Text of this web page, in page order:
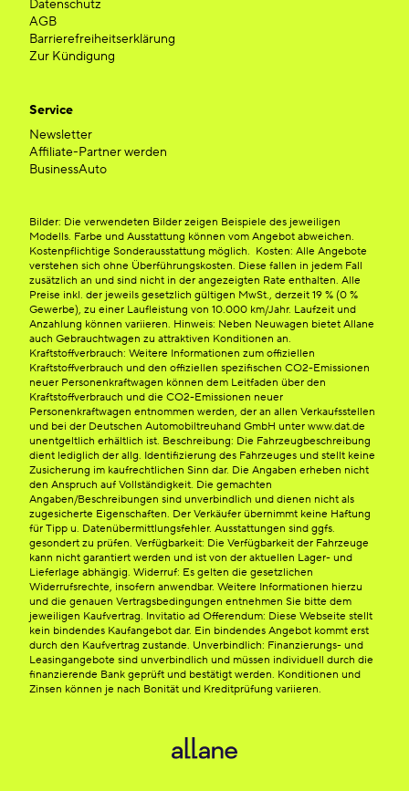
Datenschutz
AGB
Barrierefreiheitserklärung
Zur Kündigung
Service
Newsletter
Affiliate-Partner werden
BusinessAuto
Bilder: Die verwendeten Bilder zeigen Beispiele des jeweiligen
Modells. Farbe und Ausstattung können vom Angebot abweichen.
Kostenpflichtige Sonderausstattung möglich. Kosten: Alle Angebote
verstehen sich ohne Überführungskosten. Diese fallen in jedem Fall
zusätzlich an und sind nicht in der angezeigten Rate enthalten. Alle
Preise inkl. der jeweils gesetzlich gültigen MwSt., derzeit 19 % (0 %
Gewerbe), zu einer Laufleistung von 10.000 km/Jahr. Laufzeit und
Anzahlung können variieren. Hinweis: Neben Neuwagen bietet Allane
auch Gebrauchtwagen zu attraktiven Konditionen an.
Kraftstoffverbrauch: Weitere Informationen zum offiziellen
Kraftstoffverbrauch und den offiziellen spezifischen CO2-Emissionen
neuer Personenkraftwagen können dem Leitfaden über den
Kraftstoffverbrauch und die CO2-Emissionen neuer
Personenkraftwagen entnommen werden, der an allen Verkaufsstellen
und bei der Deutschen Automobiltreuhand GmbH unter www.dat.de
unentgeltlich erhältlich ist. Beschreibung: Die Fahrzeugbeschreibung
dient lediglich der allg. Identifizierung des Fahrzeuges und stellt keine
Zusicherung im kaufrechtlichen Sinn dar. Die Angaben erheben nicht
den Anspruch auf Vollständigkeit. Die gemachten
Angaben/Beschreibungen sind unverbindlich und dienen nicht als
zugesicherte Eigenschaften. Der Verkäufer übernimmt keine Haftung
für Tipp u. Datenübermittlungsfehler. Ausstattungen sind ggfs.
gesondert zu prüfen. Verfügbarkeit: Die Verfügbarkeit der Fahrzeuge
kann nicht garantiert werden und ist von der aktuellen Lager- und
Lieferlage abhängig. Widerruf: Es gelten die gesetzlichen
Widerrufsrechte, insofern anwendbar. Weitere Informationen hierzu
und die genauen Vertragsbedingungen entnehmen Sie bitte dem
jeweiligen Kaufvertrag. Invitatio ad Offerendum: Diese Webseite stellt
kein bindendes Kaufangebot dar. Ein bindendes Angebot kommt erst
durch den Kaufvertrag zustande. Unverbindlich: Finanzierungs- und
Leasingangebote sind unverbindlich und müssen individuell durch die
finanzierende Bank geprüft und bestätigt werden. Konditionen und
Zinsen können je nach Bonität und Kreditprüfung variieren.